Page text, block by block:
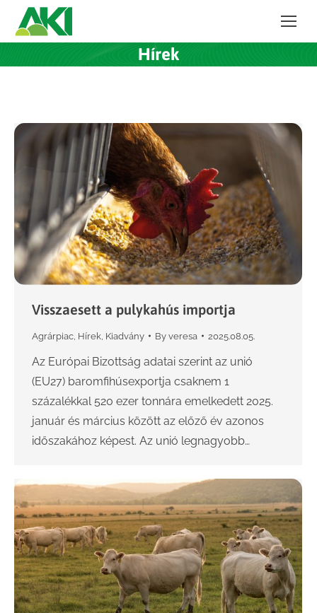
Hírek
Visszaesett a pulykahús importja
Agrárpiac Hírek Kiadvány By veresa 2025.08.05.
Az Európai Bizottság adatai szerint az unió
(EU27) baromfihúsexportja csaknem 1
százalékkal 520 ezer tonnára emelkedett 2025.
január és március között az előző év azonos
időszakához képest. Az unió legnagyobb…